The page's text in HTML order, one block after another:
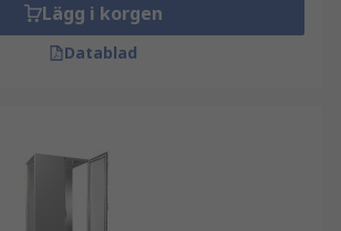
Lägg i korgen
Datablad